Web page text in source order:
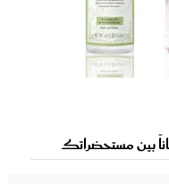
بين مستحضراتك